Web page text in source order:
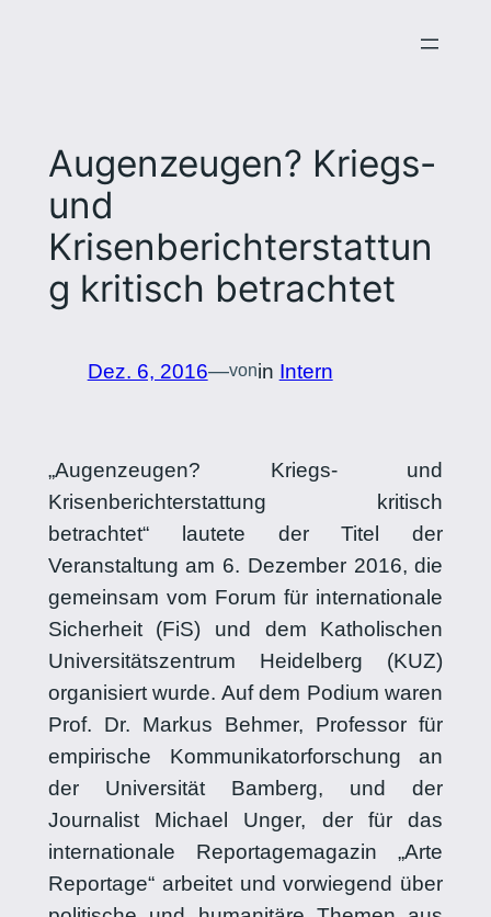
Augenzeugen? Kriegs-
und
Krisenberichterstattun
g kritisch betrachtet
Dez. 6, 2016—vonin Intern
„Augenzeugen? Kriegs- und
Krisenberichterstattung kritisch
betrachtet“ lautete der Titel der
Veranstaltung am 6. Dezember 2016, die
gemeinsam vom Forum für internationale
Sicherheit (FiS) und dem Katholischen
Universitätszentrum Heidelberg (KUZ)
organisiert wurde. Auf dem Podium waren
Prof. Dr. Markus Behmer, Professor für
empirische Kommunikatorforschung an
der Universität Bamberg, und der
Journalist Michael Unger, der für das
internationale Reportagemagazin „Arte
Reportage“ arbeitet und vorwiegend über